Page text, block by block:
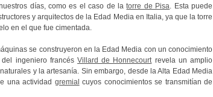
días, como es el caso de latorre de Pisa. Esta puede
y arquitectos de la Edad Media en Italia, ya que la torre
en el que fue cimentada.
se construyeron en la Edad Media con un conocimiento
del ingeniero francésVillard de Honnecourtrevela un amplio
y la artesanía. Sin embargo, desde la Alta Edad Media
una actividad gremial cuyos conocimientos se transmitían de